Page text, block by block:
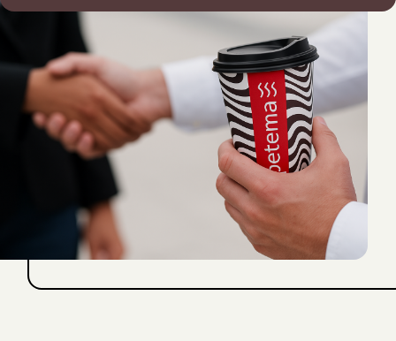
ЗЪРНА ЧАЛДА
NESPRESSO
СТАНДАРТ
DOLCE GUSTO
СТАНДАРТ